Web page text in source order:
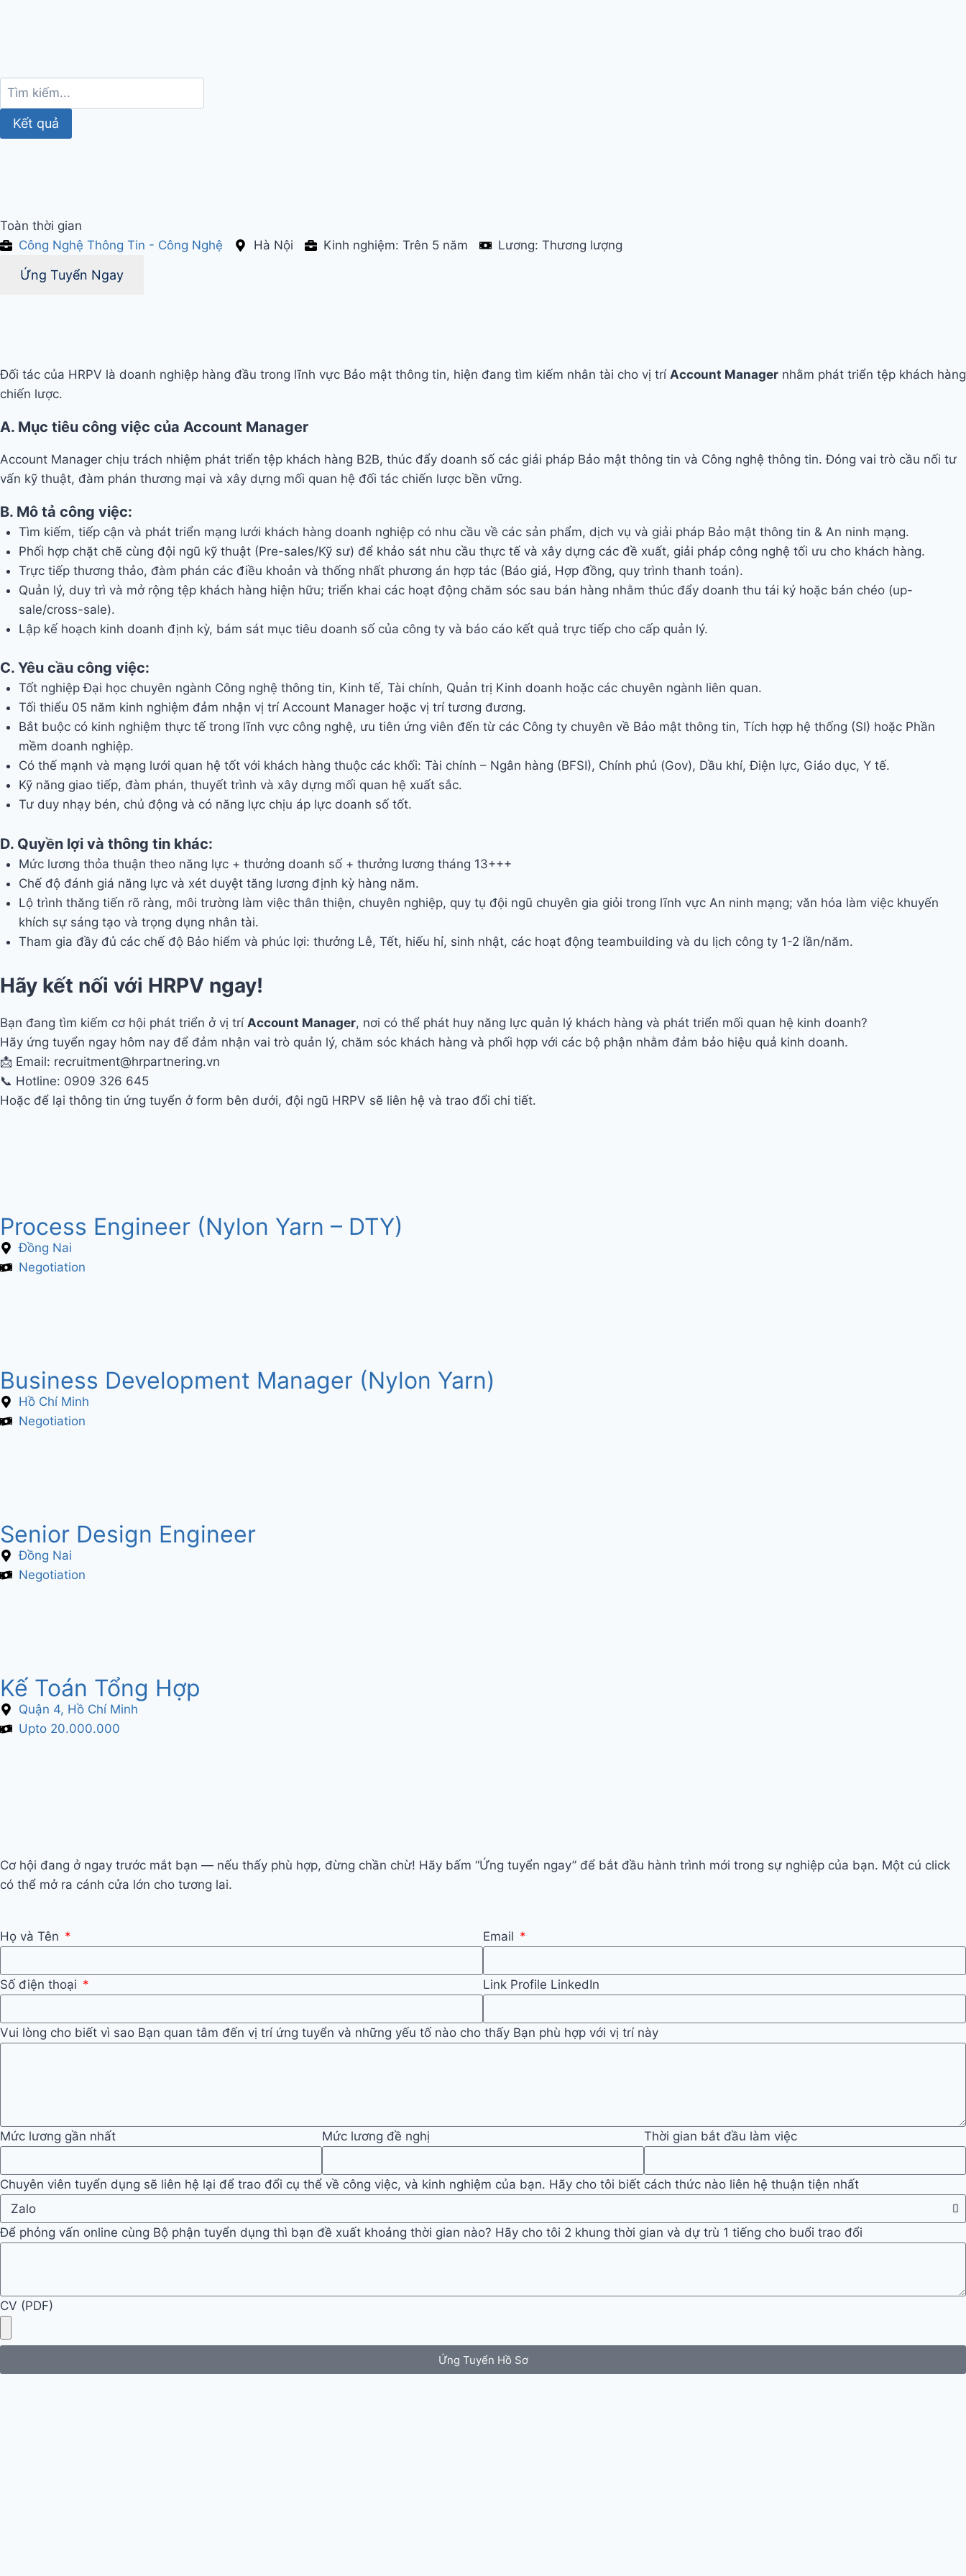
Kết quả
Toàn thời gian
Công Nghệ Thông Tin - Công Nghệ
Hà Nội Kinh nghiệm: Trên 5 năm Lương: Thương lượng
Ứng Tuyển Ngay
Đối tác của HRPV là doanh nghiệp hàng đầu trong lĩnh vực Bảo mật thông tin, hiện đang tìm kiếm nhân tài cho vị trí Account Manager nhằm phát triển tệp khách hàng
chiến lược.
A. Mục tiêu công việc của Account Manager
Account Manager chịu trách nhiệm phát triển tệp khách hàng B2B, thúc đẩy doanh số các giải pháp Bảo mật thông tin và Công nghệ thông tin. Đóng vai trò cầu nối tư
vấn kỹ thuật, đàm phán thương mại và xây dựng mối quan hệ đối tác chiến lược bền vững.
B. Mô tả công việc:
Tìm kiếm, tiếp cận và phát triển mạng lưới khách hàng doanh nghiệp có nhu cầu về các sản phẩm, dịch vụ và giải pháp Bảo mật thông tin & An ninh mạng.
Phối hợp chặt chẽ cùng đội ngũ kỹ thuật (Pre-sales/Kỹ sư) để khảo sát nhu cầu thực tế và xây dựng các đề xuất, giải pháp công nghệ tối ưu cho khách hàng.
Trực tiếp thương thảo, đàm phán các điều khoản và thống nhất phương án hợp tác (Báo giá, Hợp đồng, quy trình thanh toán).
Quản lý, duy trì và mở rộng tệp khách hàng hiện hữu; triển khai các hoạt động chăm sóc sau bán hàng nhằm thúc đẩy doanh thu tái ký hoặc bán chéo (up-
sale/cross-sale).
Lập kế hoạch kinh doanh định kỳ, bám sát mục tiêu doanh số của công ty và báo cáo kết quả trực tiếp cho cấp quản lý.
C. Yêu cầu công việc:
Tốt nghiệp Đại học chuyên ngành Công nghệ thông tin, Kinh tế, Tài chính, Quản trị Kinh doanh hoặc các chuyên ngành liên quan.
Tối thiểu 05 năm kinh nghiệm đảm nhận vị trí Account Manager hoặc vị trí tương đương.
Bắt buộc có kinh nghiệm thực tế trong lĩnh vực công nghệ, ưu tiên ứng viên đến từ các Công ty chuyên về Bảo mật thông tin, Tích hợp hệ thống (SI) hoặc Phần
mềm doanh nghiệp.
Có thế mạnh và mạng lưới quan hệ tốt với khách hàng thuộc các khối: Tài chính – Ngân hàng (BFSI), Chính phủ (Gov), Dầu khí, Điện lực, Giáo dục, Y tế.
Kỹ năng giao tiếp, đàm phán, thuyết trình và xây dựng mối quan hệ xuất sắc.
Tư duy nhạy bén, chủ động và có năng lực chịu áp lực doanh số tốt.
D. Quyền lợi và thông tin khác:
Mức lương thỏa thuận theo năng lực + thưởng doanh số + thưởng lương tháng 13+++
Chế độ đánh giá năng lực và xét duyệt tăng lương định kỳ hàng năm.
Lộ trình thăng tiến rõ ràng, môi trường làm việc thân thiện, chuyên nghiệp, quy tụ đội ngũ chuyên gia giỏi trong lĩnh vực An ninh mạng; văn hóa làm việc khuyến
khích sự sáng tạo và trọng dụng nhân tài.
Tham gia đầy đủ các chế độ Bảo hiểm và phúc lợi: thưởng Lễ, Tết, hiếu hỉ, sinh nhật, các hoạt động teambuilding và du lịch công ty 1-2 lần/năm.
Hãy kết nối với HRPV ngay!
Bạn đang tìm kiếm cơ hội phát triển ở vị trí Account Manager, nơi có thể phát huy năng lực quản lý khách hàng và phát triển mối quan hệ kinh doanh?
Hãy ứng tuyển ngay hôm nay để đảm nhận vai trò quản lý, chăm sóc khách hàng và phối hợp với các bộ phận nhằm đảm bảo hiệu quả kinh doanh.
📩 Email: recruitment@hrpartnering.vn
📞 Hotline: 0909 326 645
Hoặc để lại thông tin ứng tuyển ở form bên dưới, đội ngũ HRPV sẽ liên hệ và trao đổi chi tiết.
Process Engineer (Nylon Yarn – DTY)
Đồng Nai
Negotiation
Business Development Manager (Nylon Yarn)
Hồ Chí Minh
Negotiation
Senior Design Engineer
Đồng Nai
Negotiation
Kế Toán Tổng Hợp
Quận 4, Hồ Chí Minh
Upto 20.000.000
Cơ hội đang ở ngay trước mắt bạn — nếu thấy phù hợp, đừng chần chừ! Hãy bấm “Ứng tuyển ngay” để bắt đầu hành trình mới trong sự nghiệp của bạn. Một cú click
có thể mở ra cánh cửa lớn cho tương lai.
Họ và Tên Email
Số điện thoại Link Profile LinkedIn
Vui lòng cho biết vì sao Bạn quan tâm đến vị trí ứng tuyển và những yếu tố nào cho thấy Bạn phù hợp với vị trí này
Mức lương gần nhất Mức lương đề nghị Thời gian bắt đầu làm việc
Chuyên viên tuyển dụng sẽ liên hệ lại để trao đổi cụ thể về công việc, và kinh nghiệm của bạn. Hãy cho tôi biết cách thức nào liên hệ thuận tiện nhất
Để phỏng vấn online cùng Bộ phận tuyển dụng thì bạn đề xuất khoảng thời gian nào? Hãy cho tôi 2 khung thời gian và dự trù 1 tiếng cho buổi trao đổi
CV (PDF)
Ứng Tuyển Hồ Sơ